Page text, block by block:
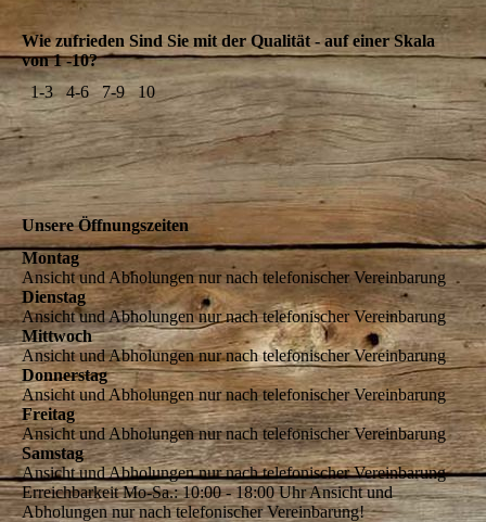
Wie zufrieden Sind Sie mit der Qualität - auf einer Skala
von 1 -10?
1-3
4-6 7-9 10
Unsere Öffnungszeiten
Montag
Ansicht und Abholungen nur nach telefonischer Vereinbarung
Dienstag
Ansicht und Abholungen nur nach telefonischer Vereinbarung
Mittwoch
Ansicht und Abholungen nur nach telefonischer Vereinbarung
Donnerstag
Ansicht und Abholungen nur nach telefonischer Vereinbarung
Freitag
Ansicht und Abholungen nur nach telefonischer Vereinbarung
Samstag
Ansicht und Abholungen nur nach telefonischer Vereinbarung
Erreichbarkeit Mo-Sa.: 10:00 - 18:00 Uhr Ansicht und
Abholungen nur nach telefonischer Vereinbarung!